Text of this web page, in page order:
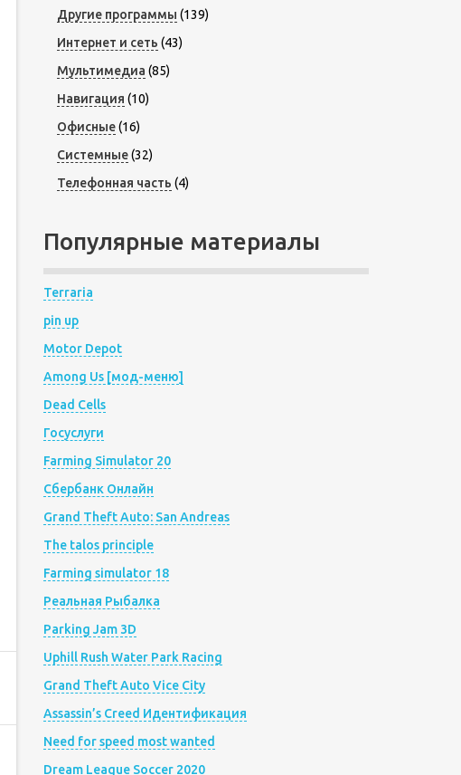
Другие программы (139)
Интернет и сеть (43)
Мультимедиа (85)
Навигация (10)
Офисные(16)
Системные(32)
Телефонная часть (4)
Популярные материалы
Terraria
pin up
Motor Depot
Among Us [мод-меню]
Dead Cells
Госуслуги
Farming Simulator 20
Сбербанк Онлайн
Grand Theft Auto: San Andreas
The talos principle
Farming simulator 18
Реальная Рыбалка
Parking Jam 3D
Uphill Rush Water Park Racing
Grand Theft Auto Vice City
Assassin’s Creed Идентификация
Need for speed most wanted
Dream League Soccer 2020